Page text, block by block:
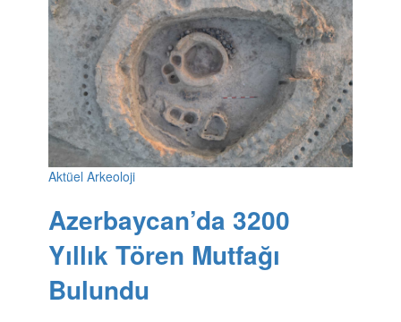
Aktüel Arkeoloji
Azerbaycan’da 3200
Yıllık Tören Mutfağı
Bulundu